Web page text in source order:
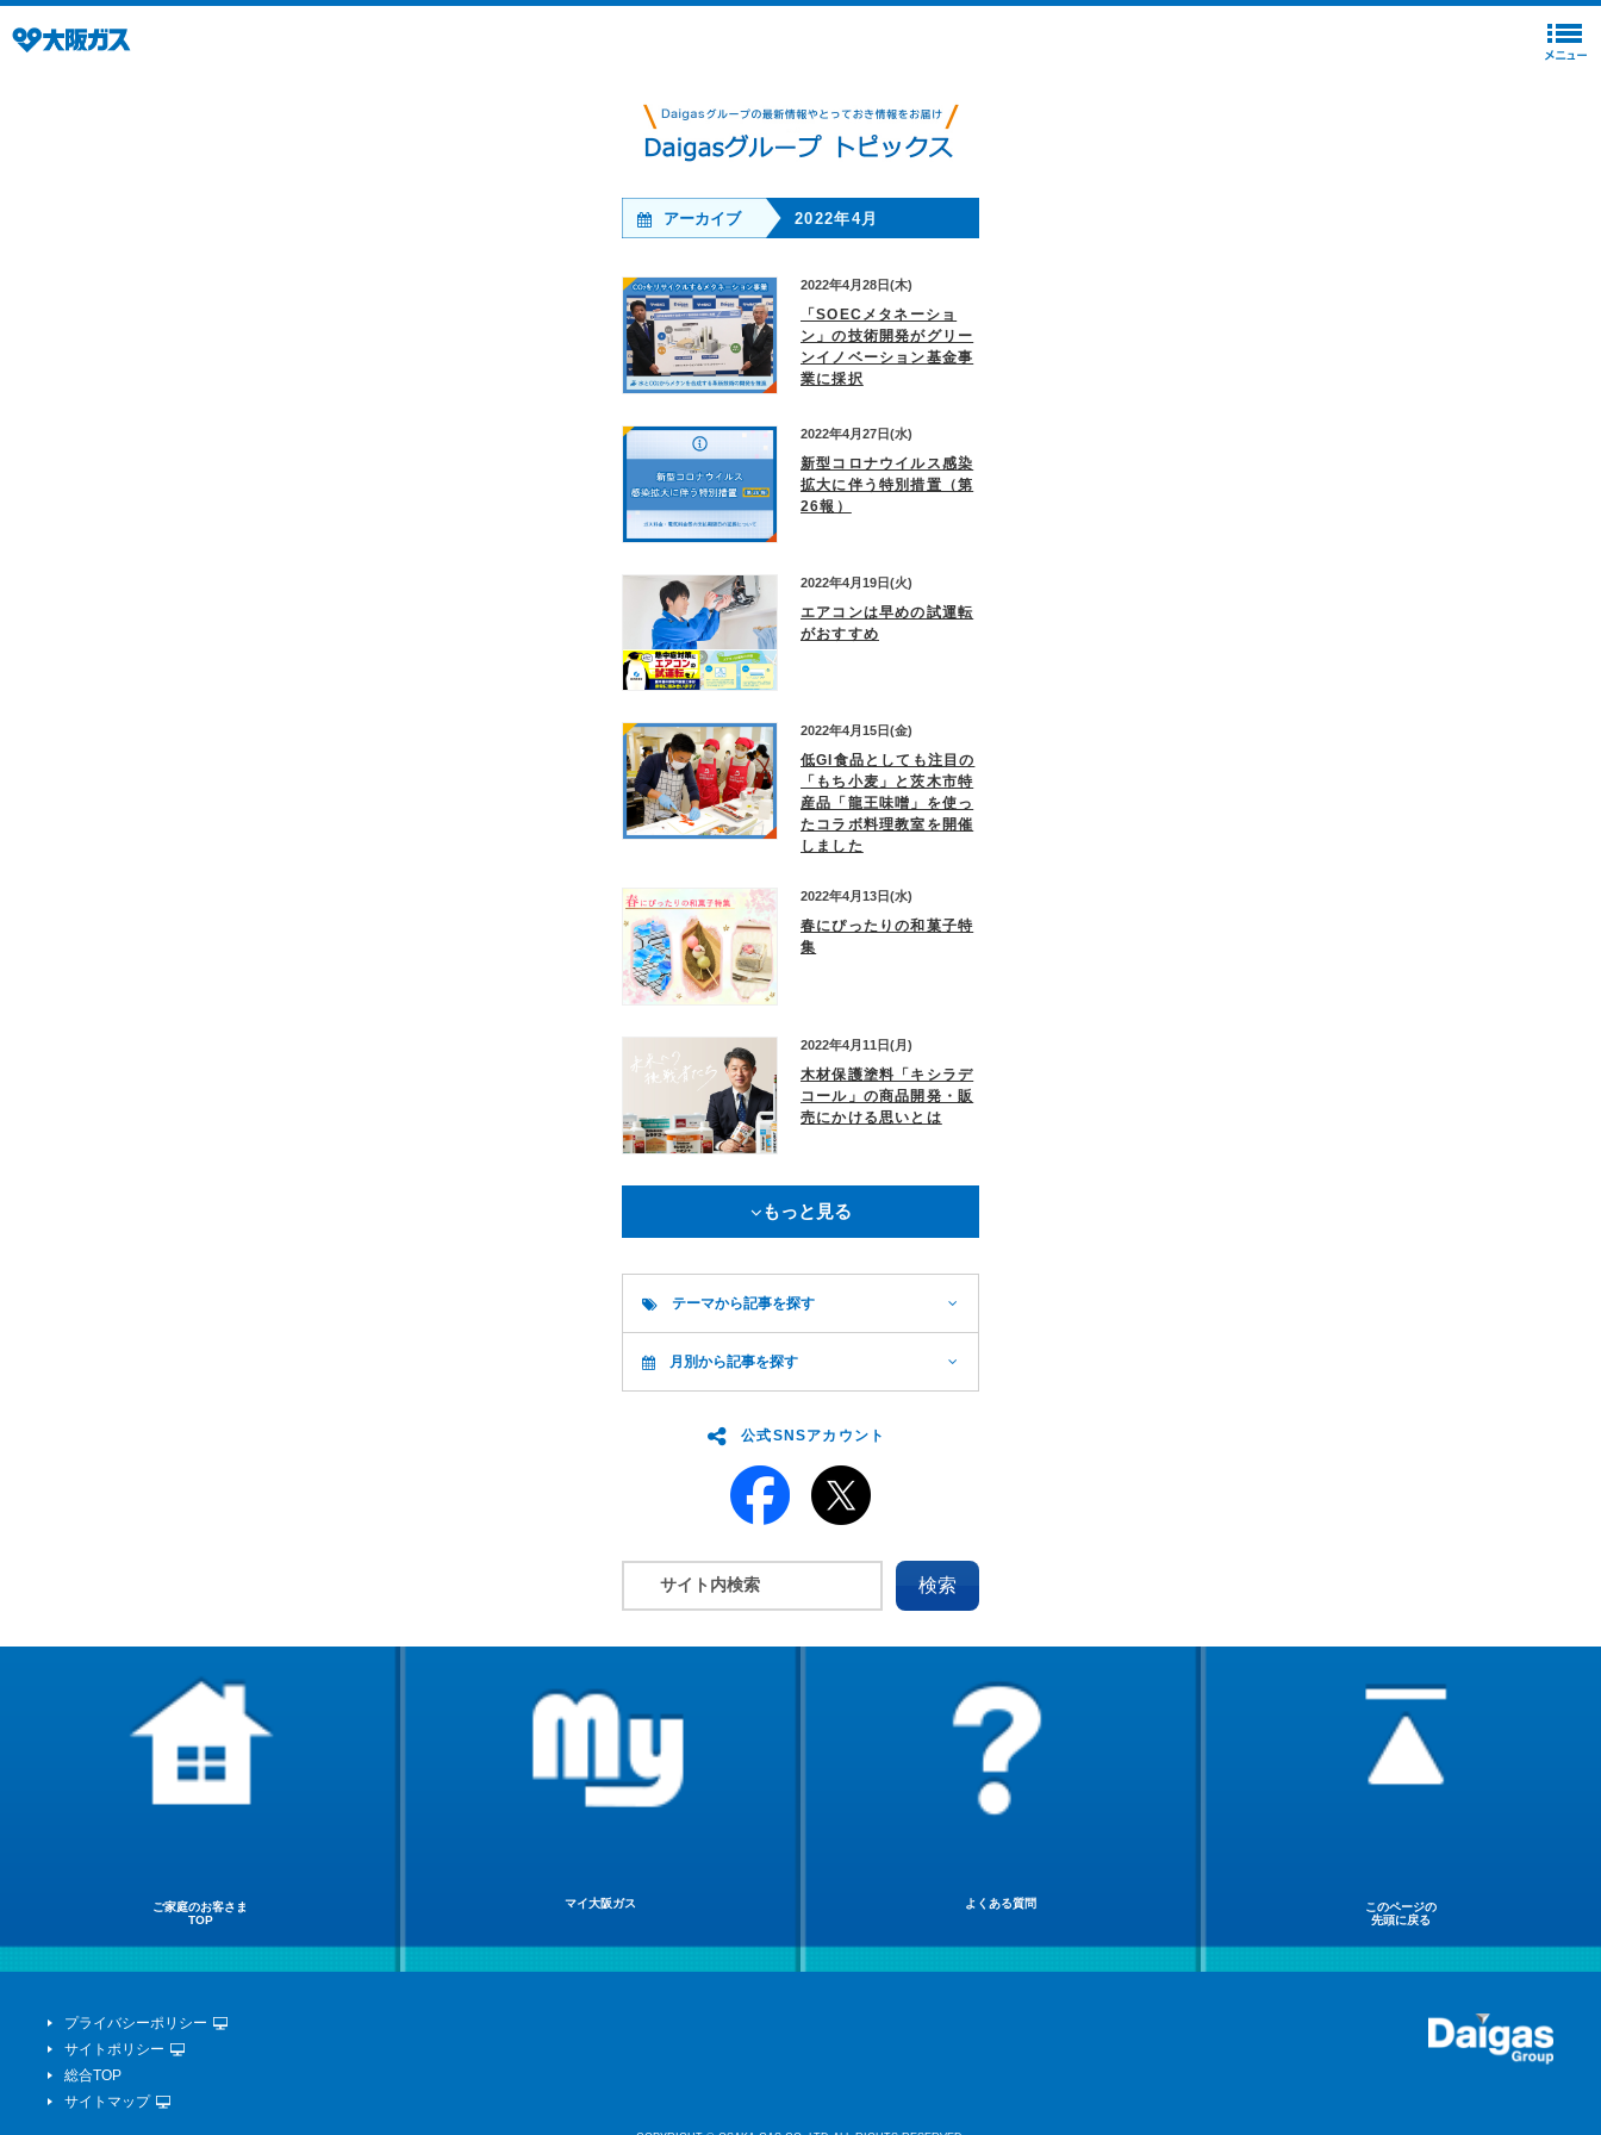
アーカイブ 2022年4月
2022年4月28日(木)
「SOECメタネーショ
ン」の技術開発がグリー
ンイノベーション基金事
業に採択
2022年4月27日(水)
新型コロナウイルス感染
拡大に伴う特別措置（第
26報）
2022年4月19日(火)
エアコンは早めの試運転
がおすすめ
2022年4月15日(金)
低GI食品としても注目の
「もち小麦」と茨木市特
産品「龍王味噌」を使っ
たコラボ料理教室を開催
しました
2022年4月13日(水)
春にぴったりの和菓子特
集
2022年4月11日(月)
木材保護塗料「キシラデ
コール」の商品開発・販
売にかける思いとは
もっと見る
テーマから記事を探す
月別から記事を探す
公式SNSアカウント
ご家庭のお客さま
TOP
マイ大阪ガス よくある質問
このページの
先頭に戻る
プライバシーポリシー
サイトポリシー
総合TOP
サイトマップ